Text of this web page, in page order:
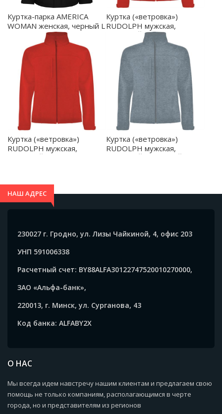
Куртка-парка AMERICA
WOMAN женская, черный L
- PK50730302
Куртка («ветровка»)
RUDOLPH мужская,
КРАСНЫЙ XL - SS64350460
Куртка («ветровка»)
RUDOLPH мужская,
Куртка («ветровка»)
RUDOLPH мужская,
НАШ АДРЕС
230027 г. Гродно, ул. Лизы Чайкиной, 4, офис 203
УНП 591006338
Расчетный счет: BY88ALFA30122747520010270000,
ЗАО «Альфа-банк»,
220013, г. Минск, ул. Сурганова, 43
Код банка: ALFABY2X
О НАС
Мы всегда идем навстречу нашим клиентам и предлагаем свою
помощь не только компаниям, располагающимся в черте
города, но и представителям из регионов